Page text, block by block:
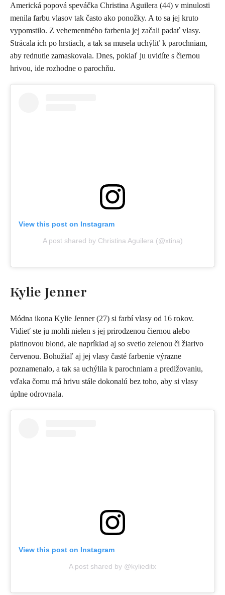
Americká popová speváčka Christina Aguilera (44) v minulosti
menila farbu vlasov tak často ako ponožky. A to sa jej kruto
vypomstilo. Z vehementného farbenia jej začali padať vlasy.
Strácala ich po hrstiach, a tak sa musela uchýliť k parochniam,
aby rednutie zamaskovala. Dnes, pokiaľ ju uvidíte s čiernou
hrivou, ide rozhodne o parochňu.
View this post on Instagram
A post shared by Christina Aguilera (@xtina)
Kylie Jenner
Módna ikona Kylie Jenner (27) si farbí vlasy od 16 rokov.
Vidieť ste ju mohli nielen s jej prirodzenou čiernou alebo
platinovou blond, ale napríklad aj so svetlo zelenou či žiarivo
červenou. Bohužiaľ aj jej vlasy časté farbenie výrazne
poznamenalo, a tak sa uchýlila k parochniam a predlžovaniu,
vďaka čomu má hrivu stále dokonalú bez toho, aby si vlasy
úplne odrovnala.
View this post on Instagram
A post shared by @kylieditx